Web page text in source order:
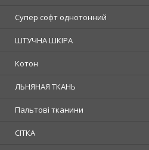
Супер софт однотонний
ШТУЧНА ШКІРА
Котон
ЛЬНЯНАЯ ТКАНЬ
Пальтові тканини
СІТКА